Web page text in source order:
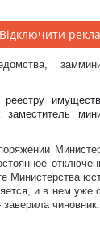
Відключити
Министерства
и в нем уже
чиновник.